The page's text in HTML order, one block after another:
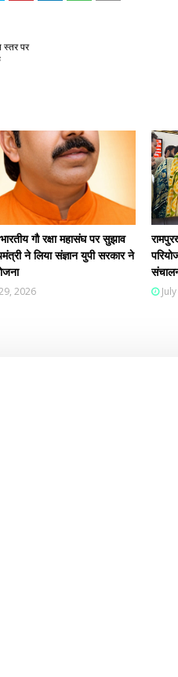
स्तर पर
गौ रक्षा महासंघ पर सुझाव
ने लिया संज्ञान युपी सरकार ने
2026